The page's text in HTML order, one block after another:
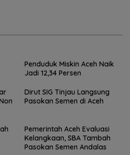
Penduduk Miskin Aceh Naik
Jadi 12,34 Persen
Dirut SIG Tinjau Langsung
Pasokan Semen di Aceh
Pemerintah Aceh Evaluasi
Kelangkaan, SBA Tambah
Pasokan Semen Andalas